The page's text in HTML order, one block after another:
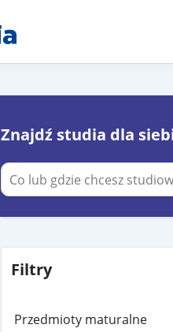
Znajdź studia dla
Filtry
Przedmioty maturalne